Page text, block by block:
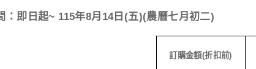
：即日起~ 115年8月 14日 (五)(農曆七月初二)
訂購金額(折扣前)